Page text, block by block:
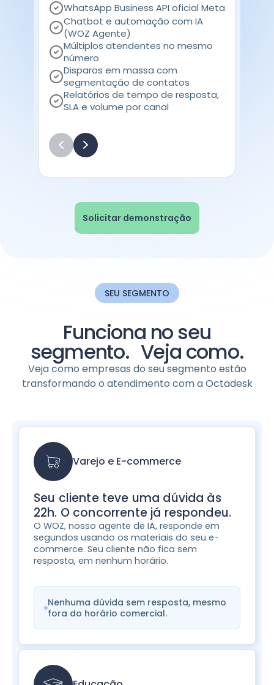
WhatsApp Business API oficial Meta
Chatbot e automação com IA
(WOZ Agente)
Múltiplos atendentes no mesmo
número
Disparos em massa com
segmentação de contatos
Relatórios de tempo de resposta,
SLA e volume por canal
Solicitar demonstração
SEU SEGMENTO
Funciona no seu
segmento. Veja como.
Veja como empresas do seu segmento estão
transformando o atendimento com a Octadesk
Varejo e E-commerce
Seu cliente teve uma dúvida às
22h. O concorrente já respondeu.
O WOZ, nosso agente de IA, responde em
segundos usando os materiais do seu e-
commerce. Seu cliente não fica sem
resposta, em nenhum horário.
Nenhuma dúvida sem resposta, mesmo
fora do horário comercial.